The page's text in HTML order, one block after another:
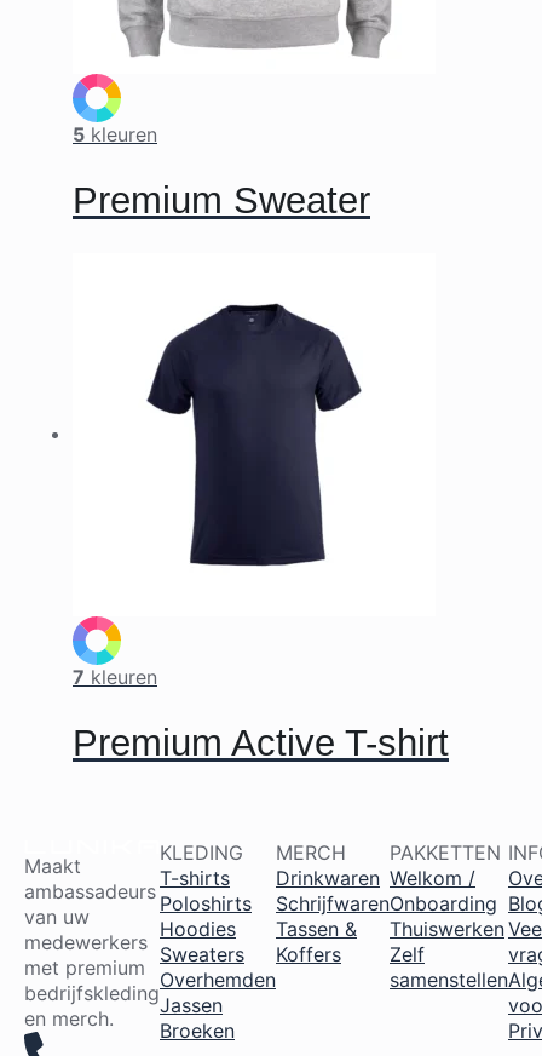
5 kleuren
Premium Sweater
7 kleuren
Premium Active T-shirt
Maakt
ambassadeurs
van uw
medewerkers
met premium
bedrijfskleding
en merch.
KLEDING
T-shirts
Poloshirts
Hoodies
Sweaters
Overhemden
Jassen
Broeken
MERCH
Drinkwaren
Schrijfwaren
Tassen &
Koffers
PAKKETTEN
Welkom /
Onboarding
Thuiswerken
Zelf
samenstellen